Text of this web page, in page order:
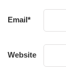
Email*
Website